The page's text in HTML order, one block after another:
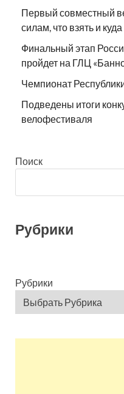
Первый совместный
силам, что взять и
Финальный этап
пройдет на ГЛЦ
Чемпионат
Подведены итоги
велофестиваля
Поиск
Рубрики
Рубрики